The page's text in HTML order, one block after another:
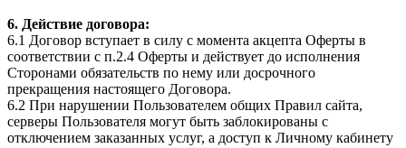
6. Действие договора:
6.1 Договор вступает в силу с момента акцепта Оферты в
соответствии с п.2.4 Оферты и действует до исполнения
Сторонами обязательств по нему или досрочного
прекращения настоящего Договора.
6.2 При нарушении Пользователем общих Правил сайта,
серверы Пользователя могут быть заблокированы с
отключением заказанных услуг, а доступ к Личному кабинету